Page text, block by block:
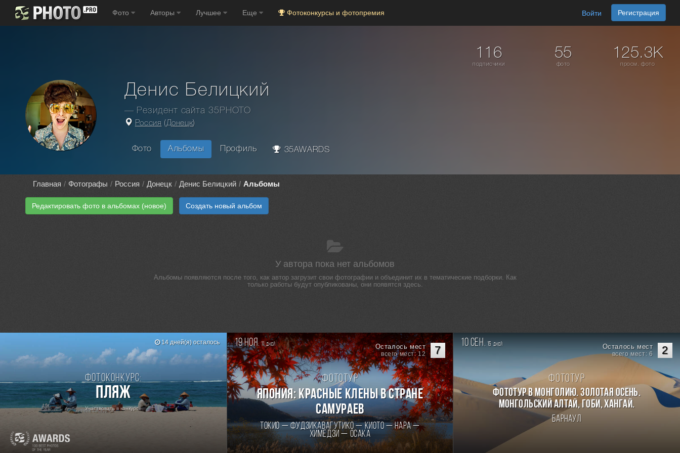
Фото Авторы Лучшее Еще Фотоконкурсы и фотопремия Войти Регистрация
116
подписчики
55
фото
125.3K
просм. фото
Денис Белицкий
— Резидент сайта 35PHOTO
Россия (Донецк)
Фото Альбомы Профиль 35AWARDS
Главная Фотографы Россия Донецк Денис Белицкий Альбомы
Редактировать фото в альбомах (новое) Создать новый альбом
У автора пока нет альбомов
Альбомы появляются после того, как автор загрузит свои фотографии и объединит их в тематические подборки. Как
только работы будут опубликованы, они появятся здесь.
Фотоконкурс:
Пляж
Участвовать в конкурсе
14 дней(я) осталось 19 ноя.11дней 7
Осталось мест
всего мест: 12
Фототур
Япония: Красные клены в стране
самураев
Токио — Фудзикавагутико — Киото — Нара —
Химедзи — Осака
10 сен. 15 дней 2
Осталось мест
всего мест: 6
Фототур
Фототур в Монголию. Золотая осень.
Монгольский Алтай, Гоби, Хангай.
Барнаул